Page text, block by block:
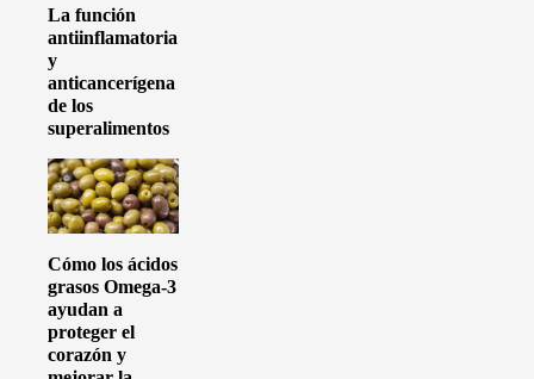
La función
antiinflamatoria
y
anticancerígena
de los
superalimentos
Cómo los ácidos
grasos Omega-3
ayudan a
proteger el
corazón y